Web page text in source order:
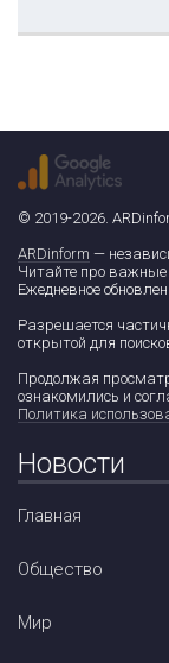
© 2019-2026.
ARDinform —
Читайте про важные
Ежедневное
Разрешается
открытой для
Продолжая
ознакомились и
Политика
Новости
Главная
Общество
Мир